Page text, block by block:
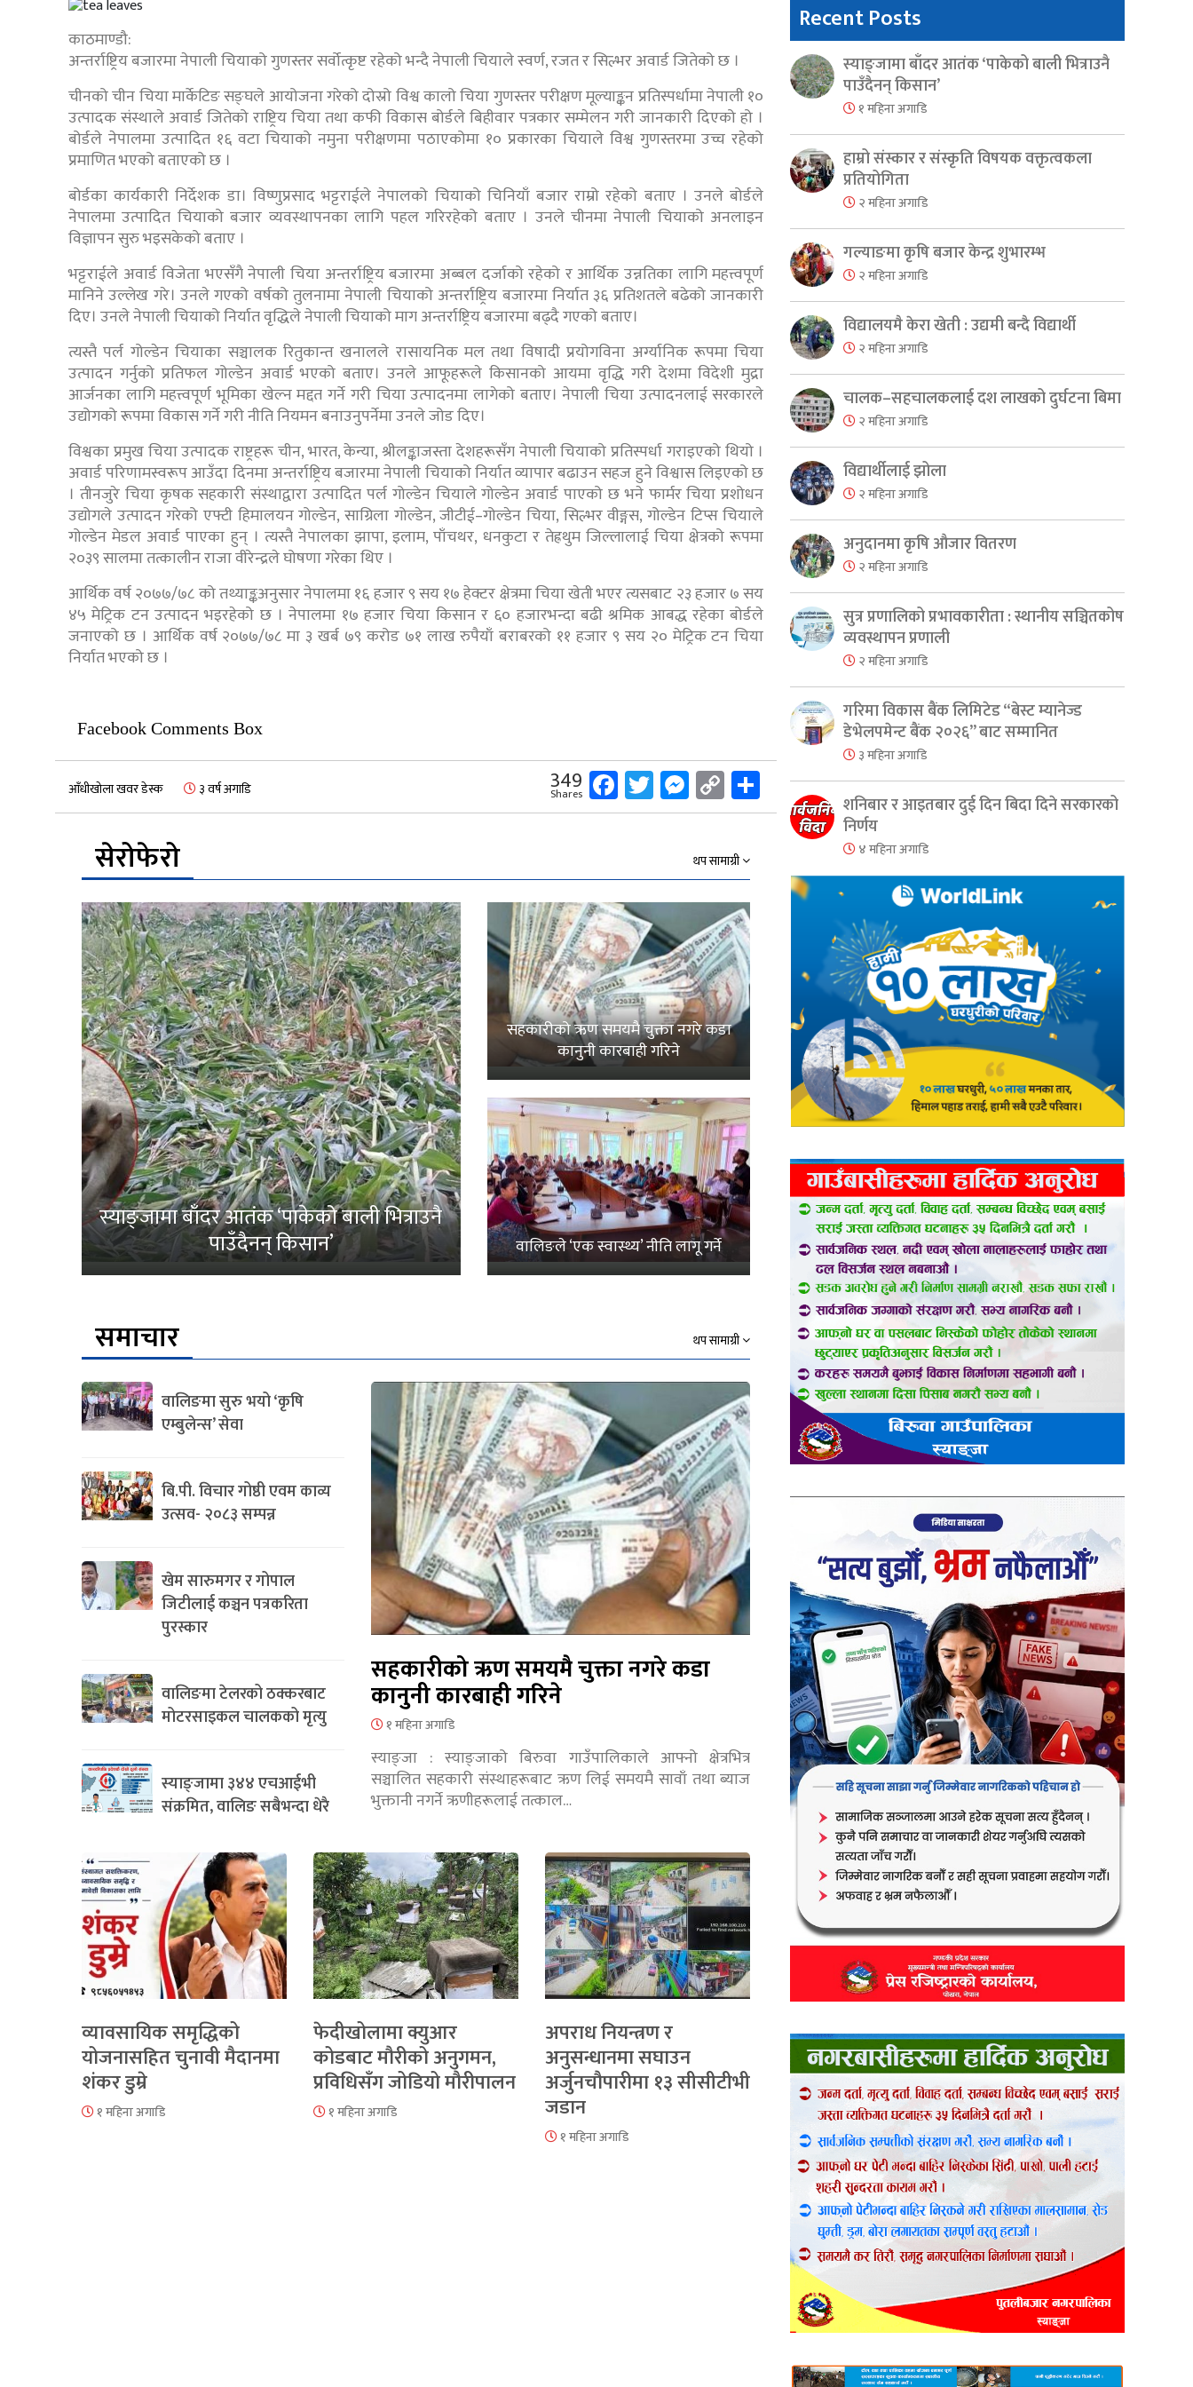
काठमाण्डौ:
अन्तर्राष्ट्रिय बजारमा नेपाली चियाको गुणस्तर सर्वोत्कृष्ट रहेको भन्दै नेपाली चियाले स्वर्ण, रजत र सिल्भर अवार्ड जितेको छ ।
चीनको चीन चिया मार्केटिङ सङ्घले आयोजना गरेको दोस्रो विश्व कालो चिया गुणस्तर परीक्षण मूल्याङ्कन प्रतिस्पर्धामा नेपाली १०
उत्पादक संस्थाले अवार्ड जितेको राष्ट्रिय चिया तथा कफी विकास बोर्डले बिहीवार पत्रकार सम्मेलन गरी जानकारी दिएको हो ।
बोर्डले नेपालमा उत्पादित १६ वटा चियाको नमुना परीक्षणमा पठाएकोमा १० प्रकारका चियाले विश्व गुणस्तरमा उच्च रहेको
प्रमाणित भएको बताएको छ ।
बोर्डका कार्यकारी निर्देशक डा। विष्णुप्रसाद भट्टराईले नेपालको चियाको चिनियाँ बजार राम्रो रहेको बताए । उनले बोर्डले
नेपालमा उत्पादित चियाको बजार व्यवस्थापनका लागि पहल गरिरहेको बताए । उनले चीनमा नेपाली चियाको अनलाइन
विज्ञापन सुरु भइसकेको बताए ।
भट्टराईले अवार्ड विजेता भएसँगै नेपाली चिया अन्तर्राष्ट्रिय बजारमा अब्बल दर्जाको रहेको र आर्थिक उन्नतिका लागि महत्त्वपूर्ण
मानिने उल्लेख गरे। उनले गएको वर्षको तुलनामा नेपाली चियाको अन्तर्राष्ट्रिय बजारमा निर्यात ३६ प्रतिशतले बढेको जानकारी
दिए। उनले नेपाली चियाको निर्यात वृद्धिले नेपाली चियाको माग अन्तर्राष्ट्रिय बजारमा बढ्दै गएको बताए।
त्यस्तै पर्ल गोल्डेन चियाका सञ्चालक रितुकान्त खनालले रासायनिक मल तथा विषादी प्रयोगविना अर्ग्यानिक रूपमा चिया
उत्पादन गर्नुको प्रतिफल गोल्डेन अवार्ड भएको बताए। उनले आफूहरूले किसानको आयमा वृद्धि गरी देशमा विदेशी मुद्रा
आर्जनका लागि महत्त्वपूर्ण भूमिका खेल्न मद्दत गर्ने गरी चिया उत्पादनमा लागेको बताए। नेपाली चिया उत्पादनलाई सरकारले
उद्योगको रूपमा विकास गर्ने गरी नीति नियमन बनाउनुपर्नेमा उनले जोड दिए।
विश्वका प्रमुख चिया उत्पादक राष्ट्रहरू चीन, भारत, केन्या, श्रीलङ्काजस्ता देशहरूसँग नेपाली चियाको प्रतिस्पर्धा गराइएको थियो ।
अवार्ड परिणामस्वरूप आउँदा दिनमा अन्तर्राष्ट्रिय बजारमा नेपाली चियाको निर्यात व्यापार बढाउन सहज हुने विश्वास लिइएको छ
। तीनजुरे चिया कृषक सहकारी संस्थाद्वारा उत्पादित पर्ल गोल्डेन चियाले गोल्डेन अवार्ड पाएको छ भने फार्मर चिया प्रशोधन
उद्योगले उत्पादन गरेको एफ्टी हिमालयन गोल्डेन, साग्रिला गोल्डेन, जीटीई–गोल्डेन चिया, सिल्भर वीङ्गस, गोल्डेन टिप्स चियाले
गोल्डेन मेडल अवार्ड पाएका हुन् । त्यस्तै नेपालका झापा, इलाम, पाँचथर, धनकुटा र तेह्रथुम जिल्लालाई चिया क्षेत्रको रूपमा
२०३९ सालमा तत्कालीन राजा वीरेन्द्रले घोषणा गरेका थिए ।
आर्थिक वर्ष २०७७/७८ को तथ्याङ्कअनुसार नेपालमा १६ हजार ९ सय १७ हेक्टर क्षेत्रमा चिया खेती भएर त्यसबाट २३ हजार ७ सय
४५ मेट्रिक टन उत्पादन भइरहेको छ । नेपालमा १७ हजार चिया किसान र ६० हजारभन्दा बढी श्रमिक आबद्ध रहेका बोर्डले
जनाएको छ । आर्थिक वर्ष २०७७/७८ मा ३ खर्ब ७९ करोड ७१ लाख रुपैयाँ बराबरको ११ हजार ९ सय २० मेट्रिक टन चिया
निर्यात भएको छ ।
Facebook Comments Box
आँधीखोला खवर डेस्क ३ वर्ष अगाडि 349
Shares Facebook
Twitter
Messenger
Copy
Link
Share
सेरोफेरो
थप सामाग्री
स्याङ्जामा बाँदर आतंक ‘पाकेको बाली भित्राउनै
पाउँदैनन् किसान’
सहकारीको ऋण समयमै चुक्ता नगरे कडा
कानुनी कारबाही गरिने
वालिङले ‘एक स्वास्थ्य’ नीति लागू गर्ने
समाचार थप सामाग्री
वालिङमा सुरु भयो ‘कृषि
एम्बुलेन्स’ सेवा
बि.पी. विचार गोष्ठी एवम काव्य
उत्सव- २०८३ सम्पन्न
खेम सारुमगर र गोपाल
जिटीलाई कञ्चन पत्रकरिता
पुरस्कार
वालिङमा टेलरको ठक्करबाट
मोटरसाइकल चालकको मृत्यु
स्याङ्जामा ३४४ एचआईभी
संक्रमित, वालिङ सबैभन्दा धेरै
सहकारीको ऋण समयमै चुक्ता नगरे कडा
कानुनी कारबाही गरिने
१ महिना अगाडि
स्याङ्जा : स्याङ्जाको बिरुवा गाउँपालिकाले आफ्नो क्षेत्रभित्र
सञ्चालित सहकारी संस्थाहरूबाट ऋण लिई समयमै सावाँ तथा ब्याज
भुक्तानी नगर्ने ऋणीहरूलाई तत्काल…
व्यावसायिक समृद्धिको
योजनासहित चुनावी मैदानमा
शंकर डुम्रे
१ महिना अगाडि
फेदीखोलामा क्युआर
कोडबाट मौरीको अनुगमन,
प्रविधिसँग जोडियो मौरीपालन
१ महिना अगाडि
अपराध नियन्त्रण र
अनुसन्धानमा सघाउन
अर्जुनचौपारीमा १३ सीसीटीभी
जडान
१ महिना अगाडि
Recent Posts
स्याङ्जामा बाँदर आतंक ‘पाकेको बाली भित्राउनै
पाउँदैनन् किसान’
१ महिना अगाडि
हाम्रो संस्कार र संस्कृति विषयक वक्तृत्वकला
प्रतियोगिता
२ महिना अगाडि
गल्याङमा कृषि बजार केन्द्र शुभारम्भ
२ महिना अगाडि
विद्यालयमै केरा खेती : उद्यमी बन्दै विद्यार्थी
२ महिना अगाडि
चालक–सहचालकलाई दश लाखको दुर्घटना बिमा
२ महिना अगाडि
विद्यार्थीलाई झोला
२ महिना अगाडि
अनुदानमा कृषि औजार वितरण
२ महिना अगाडि
सुत्र प्रणालिको प्रभावकारीता : स्थानीय सञ्चितकोष
व्यवस्थापन प्रणाली
२ महिना अगाडि
गरिमा विकास बैंक लिमिटेड “बेस्ट म्यानेज्ड
डेभेलपमेन्ट बैंक २०२६” बाट सम्मानित
३ महिना अगाडि
शनिबार र आइतबार दुई दिन बिदा दिने सरकारको
निर्णय
४ महिना अगाडि